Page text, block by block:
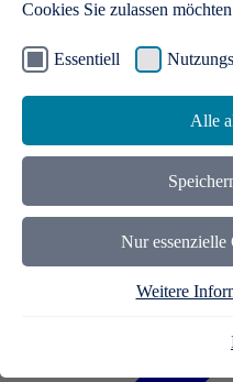
Cookies Sie zulassen
Essentiell
Alle
Nur essenzielle
Weitere
.de-Domains
Mit einer .de-Domain erhalten